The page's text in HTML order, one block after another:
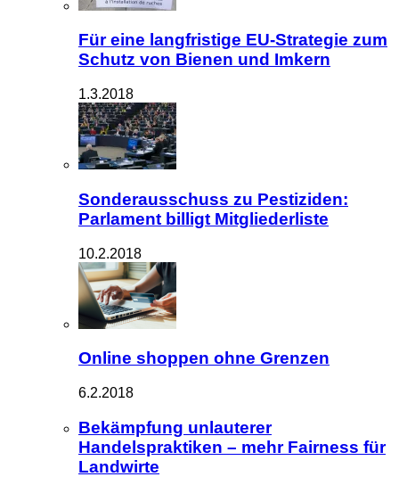
Für eine langfristige EU-Strategie zum
Schutz von Bienen und Imkern
1.3.2018
Sonderausschuss zu Pestiziden:
Parlament billigt Mitgliederliste
10.2.2018
Online shoppen ohne Grenzen
6.2.2018
Bekämpfung unlauterer
Handelspraktiken – mehr Fairness für
Landwirte